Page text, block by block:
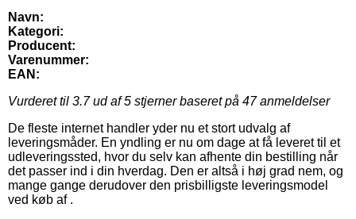
Navn:
Kategori:
Producent:
Varenummer:
EAN:
Vurderet til 3.7ud af 5 stjerner baseret på 47anmeldelser
De fleste internet handler yder nu et stort udvalg af
leveringsmåder. En yndling er nu om dage at få leveret til et
udleveringssted, hvor du selv kan afhente din bestilling når
det passer ind i din hverdag. Den er altså i høj grad nem, og
mange gange derudover den prisbilligste leveringsmodel
ved køb af .